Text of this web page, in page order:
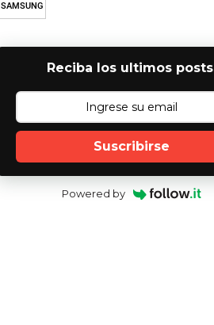
SAMSUNG
Reciba los ultimos
Suscribirse
Powered by